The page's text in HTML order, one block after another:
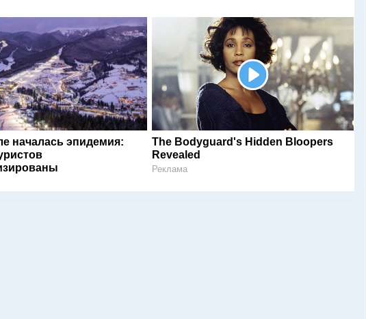
началась эпидемия:
The Bodyguard's Hidden Bloopers
Revealed
Реклама